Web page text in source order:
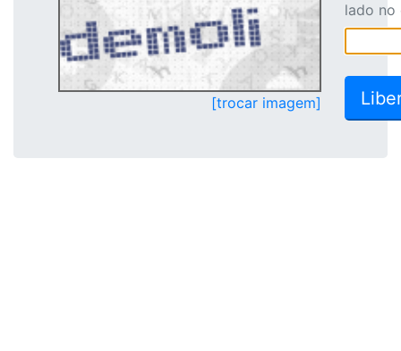
[trocar imagem]
lado no